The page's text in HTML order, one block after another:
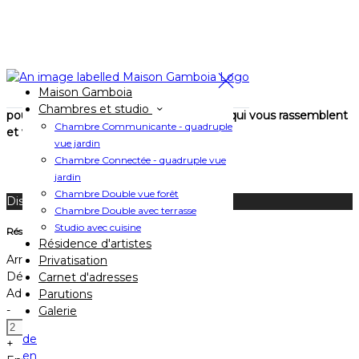
Maison Gamboia
Chambres et studio
Chambre Communicante - quadruple
vue jardin
Chambre Connectée - quadruple vue
jardin
Chambre Double vue forêt
Chambre Double avec terrasse
Studio avec cuisine
Résidence d'artistes
Privatisation
Carnet d'adresses
Parutions
Galerie
de
en
La Maison Gamboia se privatise aussi !
Nous sommes à votre écoute
pour imaginerensemble ces moments qui vous rassemblent
et vous confier les clés !
Disponible Ce Soir
Réservez votre séjour
Arrivée
Départ
Adultes
-
+